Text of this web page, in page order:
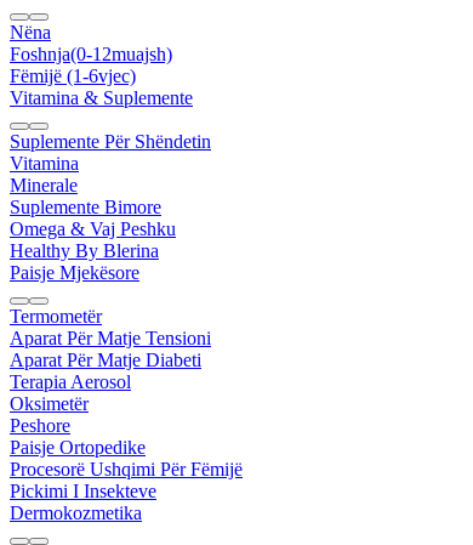
Nëna
Foshnja(0-12muajsh)
Fëmijë (1-6vjec)
Vitamina & Suplemente
Suplemente Për Shëndetin
Vitamina
Minerale
Suplemente Bimore
Omega & Vaj Peshku
Healthy By Blerina
Paisje Mjekësore
Termometër
Aparat Për Matje Tensioni
Aparat Për Matje Diabeti
Terapia Aerosol
Oksimetër
Peshore
Paisje Ortopedike
Procesorë Ushqimi Për Fëmijë
Pickimi I Insekteve
Dermokozmetika